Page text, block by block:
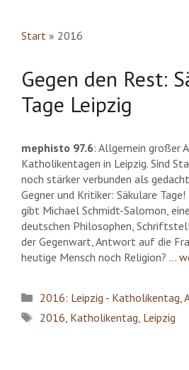
Start » 2016
Gegen den Rest:
Tage Leipzig
mephisto 97.6: Allgemein großer
Katholikentagen in Leipzig. Sind
noch stärker verbunden als
Gegner und Kritiker: Säkulare
gibt Michael Schmidt-Salomon,
deutschen Philosophen,
der Gegenwart, Antwort auf die
heutige Mensch noch Religion? …
Kategorien
2016: Leipzig - Katholikentag,
Schlagwörter
2016, Katholikentag, Leipzig